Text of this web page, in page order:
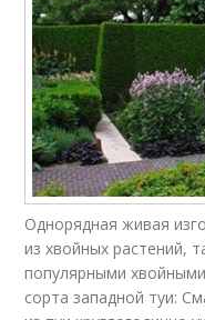
Однорядная живая
из хвойных растений,
популярными
сорта западной туи: